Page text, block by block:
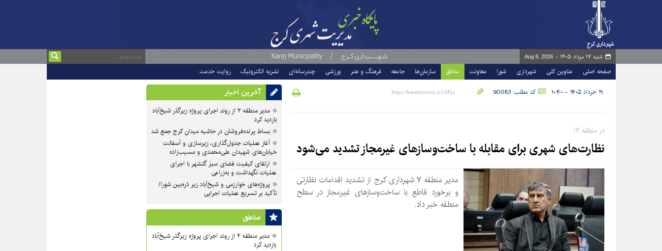
شنبه ۱۷ مرداد ۱۴۰۵ - Aug 8, 2026
صفحه اصلی عناوین کلی شهرداری شورا معاونت مناطق سازمان‌ها جامعه فرهنگ و هنر ورزشی چندرسانه‌ای نشریه الکترونیک روایت خدمت
۱۹ خرداد ۱۴۰۵ - ۱۰:۴۰ کد مطلب: 90083
در منطقه ۷؛
نظارت‌های شهری برای مقابله با ساخت‌وسازهای غیرمجاز تشدید می‌شود
مدیر منطقه ۷ شهرداری کرج از تشدید اقدامات نظارتی
و برخورد قاطع با ساخت‌وسازهای غیرمجاز در سطح
منطقه خبر داد.
آخرین اخبار
مدیر منطقه ۲ از روند اجرای پروژه زیرگذر شیخ‌آباد
بازدید کرد
بساط پرنده‌فروشان در حاشیه میدان کرج جمع شد
آغاز عملیات جدول‌گذاری، زیرسازی و آسفالت
خیابان‌های شهیدان علی‌محمدی و مسیب‌زاده
ارتقای کیفیت فضای سبز گلشهر با اجرای
عملیات نگهداشت و به‌زراعی
پروژه‌های خوارزمی و شیخ‌آباد زیر ذره‌بین شورا/
تأکید بر تسریع عملیات اجرایی
مناطق
مدیر منطقه ۲ از روند اجرای پروژه زیرگذر شیخ‌آباد
بازدید کرد